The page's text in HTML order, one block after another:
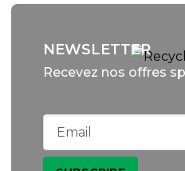
NEWSLETTER
Recevez nos offres